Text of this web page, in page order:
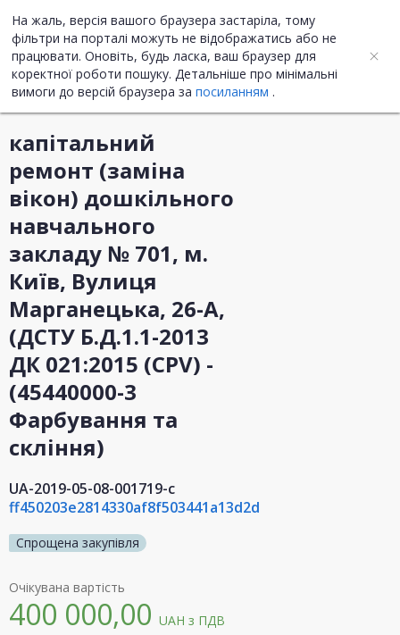
На жаль, версія вашого браузера застаріла, тому
фільтри на порталі можуть не відображатись або не
працювати. Оновіть, будь ласка, ваш браузер для
коректної роботи пошуку. Детальніше про мінімальні
вимоги до версій браузера за посиланням .
UA ENG
Інформація про закупівлю
капітальний
ремонт (заміна
вікон) дошкільного
навчального
закладу № 701, м.
Київ, Вулиця
Марганецька, 26-А,
(ДСТУ Б.Д.1.1-2013
ДК 021:2015 (CPV) -
(45440000-3
Фарбування та
скління)
UA-2019-05-08-001719-c
ff450203e2814330af8f503441a13d2d
Спрощена закупівля
Очікувана вартість
400 000,00 UAH з ПДВ